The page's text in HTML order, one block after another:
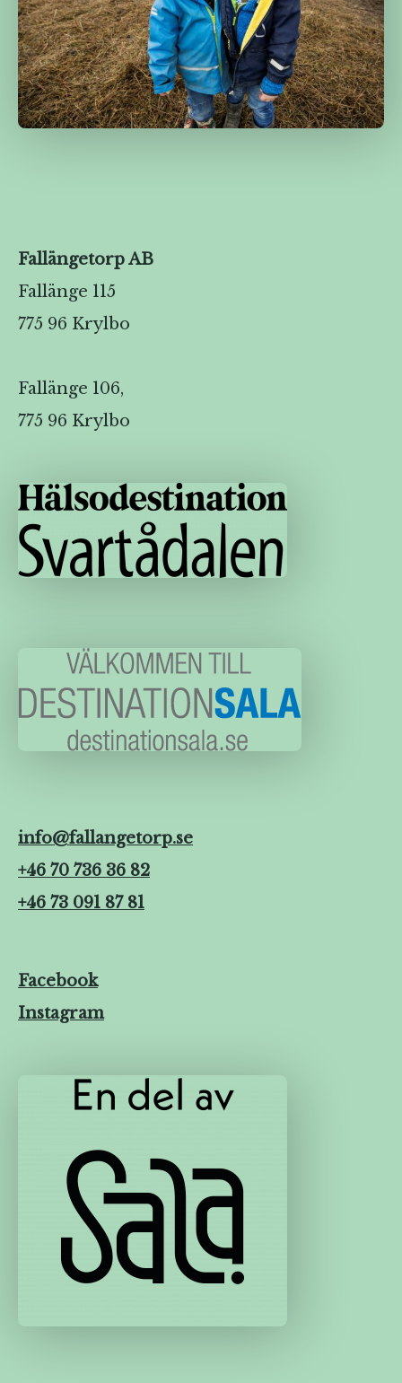
Fallängetorp AB
Fallänge 115
775 96 Krylbo
Fallänge 106,
775 96 Krylbo
info@fallangetorp.se
+46 70 736 36 82
+46 73 091 87 81
Facebook
Instagram